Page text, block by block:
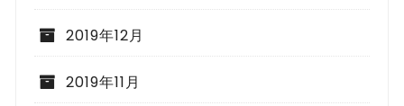
2019年12月
2019年11月